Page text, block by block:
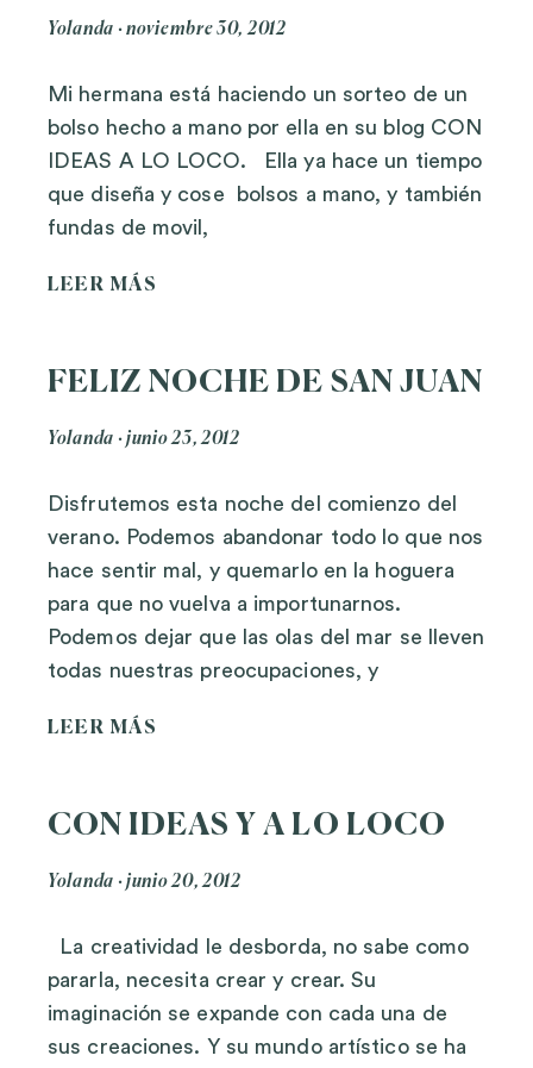
Yolanda noviembre 30, 2012
Mi hermana está haciendo un sorteo de un
bolso hecho a mano por ella en su blog CON
IDEAS A LO LOCO. Ella ya hace un tiempo
que diseña y cose bolsos a mano, y también
fundas de movil,
LEER MÁS
FELIZ NOCHE DE SAN JUAN
Yolanda junio 23, 2012
Disfrutemos esta noche del comienzo del
verano. Podemos abandonar todo lo que nos
hace sentir mal, y quemarlo en la hoguera
para que no vuelva a importunarnos.
Podemos dejar que las olas del mar se lleven
todas nuestras preocupaciones, y
LEER MÁS
CON IDEAS Y A LO LOCO
Yolanda junio 20, 2012
La creatividad le desborda, no sabe como
pararla, necesita crear y crear. Su
imaginación se expande con cada una de
sus creaciones. Y su mundo artístico se ha